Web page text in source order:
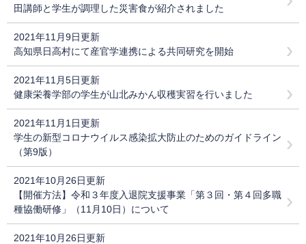
田講師と学生が調理した災害食が紹介されました
2021年11月9日更新
高知県日高村にて産官学連携による共同研究を開始
2021年11月5日更新
健康栄養学部の学生が山北みかん収穫実習を行いました
2021年11月1日更新
学生の新型コロナウイルス感染拡大防止のためのガイドライン
（第9版）
2021年10月26日更新
【開催方法】令和３年度入退院支援事業「第３回・第４回多職
種協働研修」（11月10日）について
2021年10月26日更新